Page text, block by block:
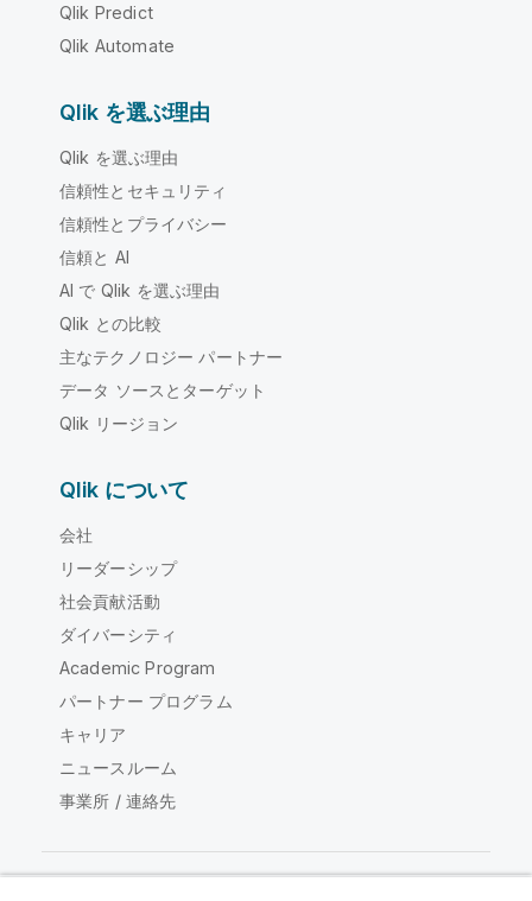
Qlik Predict
Qlik Automate
Qlik を選ぶ理由
Qlik を選ぶ理由
信頼性とセキュリティ
信頼性とプライバシー
信頼と AI
AI で Qlik を選ぶ理由
Qlik との比較
主なテクノロジー パートナー
データ ソースとターゲット
Qlik リージョン
Qlik について
会社
リーダーシップ
社会貢献活動
ダイバーシティ
Academic Program
パートナー プログラム
キャリア
ニュースルーム
事業所 / 連絡先